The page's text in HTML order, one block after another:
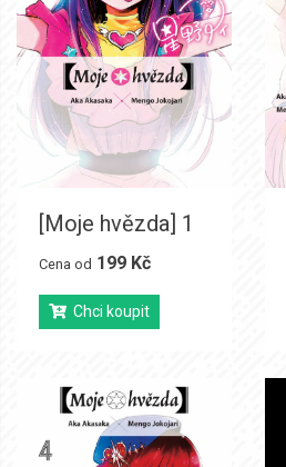
[Moje hvězda] 1
Cena od 199 Kč
Chci koupit